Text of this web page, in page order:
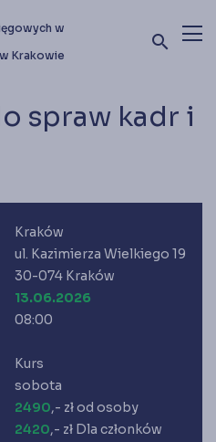
w
Krakowie
search
członkiem SKwP
spraw kadr i
Kraków
ul. Kazimierza Wielkiego 19
30-074 Kraków
13.06.2026
08:00
Kurs
sobota
2490,- zł od osoby
2420,- zł Dla członków